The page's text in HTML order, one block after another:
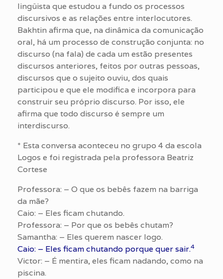
lingüista que estudou a fundo os processos
discursivos e as relações entre interlocutores.
Bakhtin afirma que, na dinâmica da comunicação
oral, há um processo de construção conjunta: no
discurso (na fala) de cada um estão presentes
discursos anteriores, feitos por outras pessoas,
discursos que o sujeito ouviu, dos quais
participou e que ele modifica e incorpora para
construir seu próprio discurso. Por isso, ele
afirma que todo discurso é sempre um
interdiscurso.
* Esta conversa aconteceu no grupo 4 da escola
Logos e foi registrada pela professora Beatriz
Cortese
Professora: – O que os bebês fazem na barriga
da mãe?
Caio: – Eles ficam chutando.
Professora: – Por que os bebês chutam?
Samantha: – Eles querem nascer logo.
Caio: – Eles ficam chutando porque quer sair.4
Victor: – É mentira, eles ficam nadando, como na
piscina.